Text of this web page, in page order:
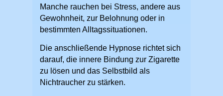
Manche rauchen bei Stress, andere aus
Gewohnheit, zur Belohnung oder in
bestimmten Alltagssituationen.
Die anschließende Hypnose richtet sich
darauf, die innere Bindung zur Zigarette
zu lösen und das Selbstbild als
Nichtraucher zu stärken.